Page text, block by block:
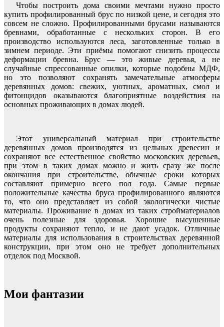
Чтобы построить дома своими мечтами нужно просто
купить профилированный брус по низкой цене, и сегодня это
совсем не сложно. Профилированными брусами называются
бревнами, обработанные с нескольких сторон. В его
производство используются леса, заготовленные только в
зимнем периоде. Эти приёмы помогают снизить процессы
деформации бревна. Брус — это живые деревья, а не
случайные спрессованные опилки, которые подобны МДФ,
но это позволяют сохранять замечательные атмосферы
деревянных домов: свежих, уютных, ароматных, смол и
фитонцидов оказываются благоприятные воздействия на
основных проживающих в домах людей.
Этот универсальный материал при строительстве
деревянных домов производятся из цельных древесин и
сохраняют все естественное свойство московских деревьев,
при этом в таких домах можно и жить сразу же после
окончания при строительстве, обычные сроки которых
составляют примерно всего пол года. Самые первые
положительные качества бруса профилированного являются
то, что оно представляет из собой экологически чистые
материалы. Проживание в домах из таких стройматериалов
очень полезные для здоровья. Хорошие высушенные
продукты сохраняют тепло, и не дают усадок. Отличные
материалы для использования в строительствах деревянной
конструкции, при этом оно не требует дополнительных
отделок под Москвой.
Мои фантазии